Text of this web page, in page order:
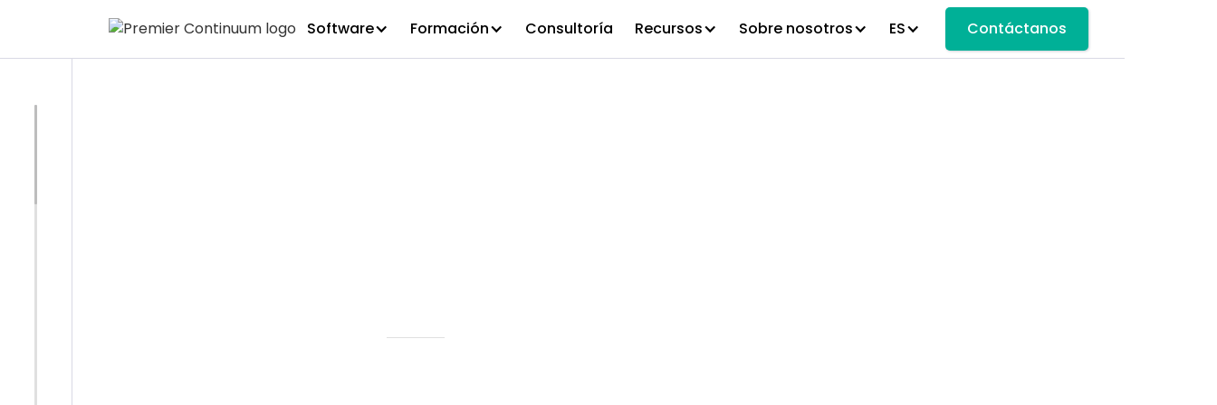
Software Formación Consultoría Recursos Sobre nosotros ES Contáctanos